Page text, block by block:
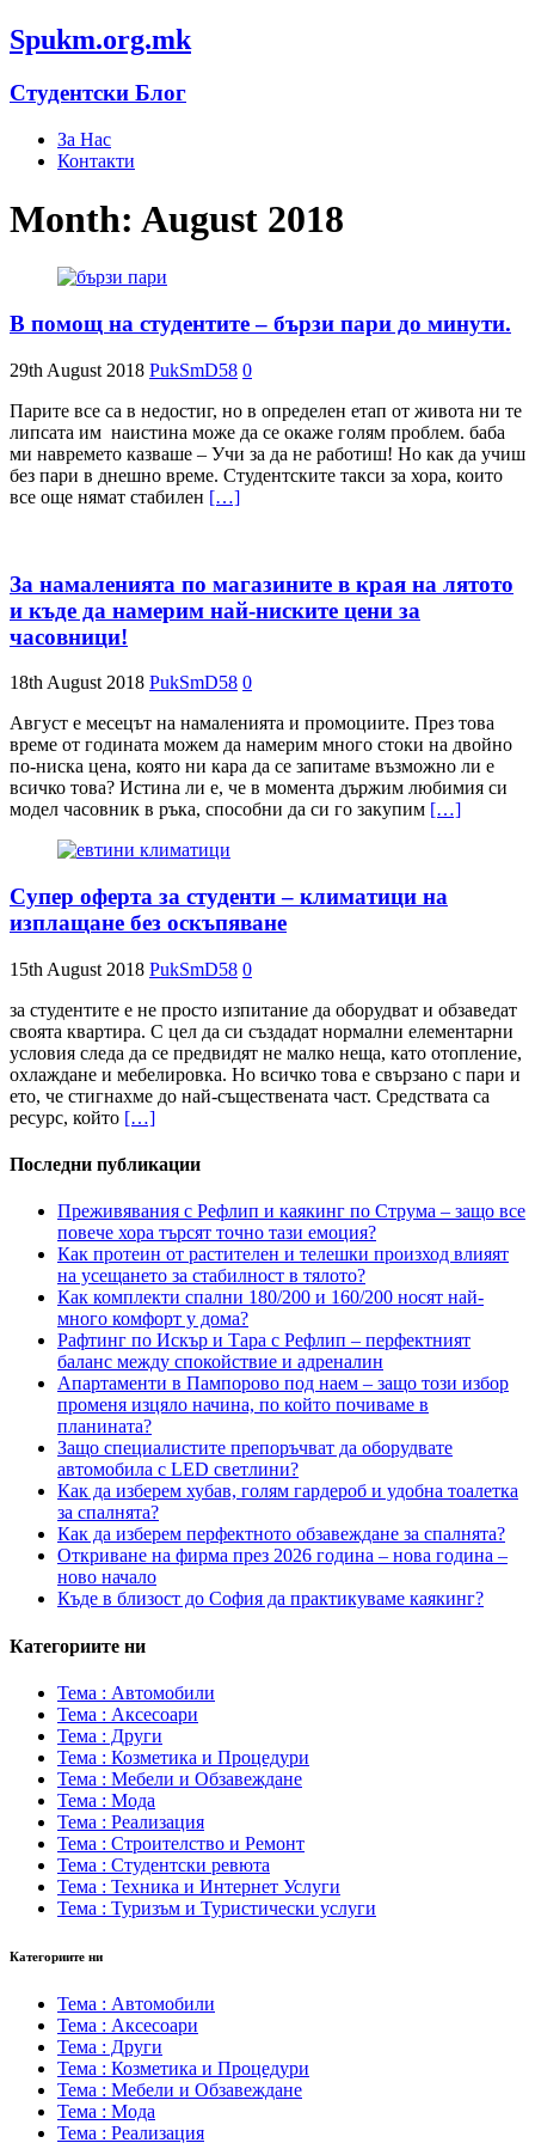
Spukm.org.mk
Студентски Блог
За Нас
Контакти
Month: August 2018
В помощ на студентите – бързи пари до минути.
29th August 2018 PukSmD58 0
Парите все са в недостиг, но в определен етап от живота ни те
липсата им наистина може да се окаже голям проблем. баба
ми навремето казваше – Учи за да не работиш! Но как да учиш
без пари в днешно време. Студентските такси за хора, които
все още нямат стабилен […]
За намаленията по магазините в края на лятото
и къде да намерим най-ниските цени за
часовници!
18th August 2018 PukSmD58 0
Август е месецът на намаленията и промоциите. През това
време от годината можем да намерим много стоки на двойно
по-ниска цена, която ни кара да се запитаме възможно ли е
всичко това? Истина ли е, че в момента държим любимия си
модел часовник в ръка, способни да си го закупим […]
Супер оферта за студенти – климатици на
изплащане без оскъпяване
15th August 2018 PukSmD58 0
за студентите е не просто изпитание да оборудват и обзаведат
своята квартира. С цел да си създадат нормални елементарни
условия следа да се предвидят не малко неща, като отопление,
охлаждане и мебелировка. Но всичко това е свързано с пари и
ето, че стигнахме до най-съществената част. Средствата са
ресурс, който […]
Последни публикации
Преживявания с Рефлип и каякинг по Струма – защо все
повече хора търсят точно тази емоция?
Как протеин от растителен и телешки произход влияят
на усещането за стабилност в тялото?
Как комплекти спални 180/200 и 160/200 носят най-
много комфорт у дома?
Рафтинг по Искър и Тара с Рефлип – перфектният
баланс между спокойствие и адреналин
Апартаменти в Пампорово под наем – защо този избор
променя изцяло начина, по който почиваме в
планината?
Защо специалистите препоръчват да оборудвате
автомобила с LED светлини?
Как да изберем хубав, голям гардероб и удобна тоалетка
за спалнята?
Как да изберем перфектното обзавеждане за спалнята?
Откриване на фирма през 2026 година – нова година –
ново начало
Къде в близост до София да практикуваме каякинг?
Категориите ни
Тема : Автомобили
Тема : Аксесоари
Тема : Други
Тема : Козметика и Процедури
Тема : Мебели и Обзавеждане
Тема : Мода
Тема : Реализация
Тема : Строителство и Ремонт
Тема : Студентски ревюта
Тема : Техника и Интернет Услуги
Тема : Туризъм и Туристически услуги
Категориите ни
Тема : Автомобили
Тема : Аксесоари
Тема : Други
Тема : Козметика и Процедури
Тема : Мебели и Обзавеждане
Тема : Мода
Тема : Реализация